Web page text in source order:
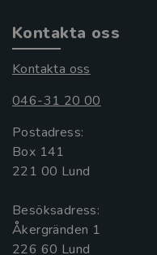
Kontakta oss
Kontakta oss
046-31 20 00
Postadress:
Box 141
221 00 Lund
Besöksadress:
Åkergränden 1